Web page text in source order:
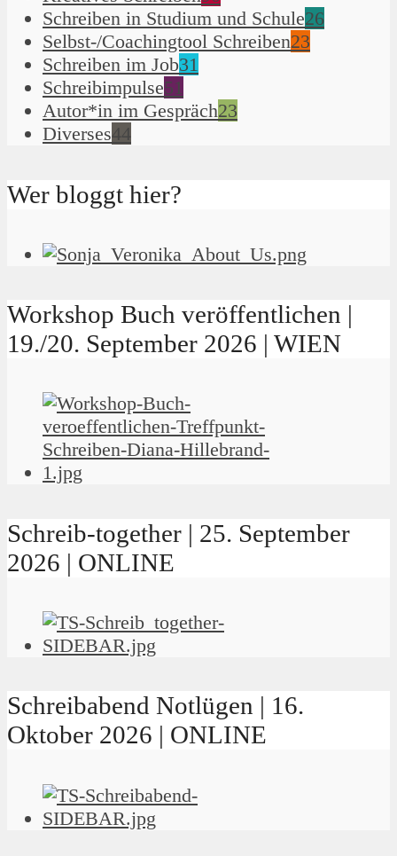
Schreiben in Studium und Schule26
Selbst-/Coachingtool Schreiben23
Schreiben im Job31
Schreibimpulse51
Autor*in im Gespräch23
Diverses44
Wer bloggt hier?
Workshop Buch veröffentlichen |
19./20. September 2026 | WIEN
Schreib-together | 25. September
2026 | ONLINE
Schreibabend Notlügen | 16.
Oktober 2026 | ONLINE